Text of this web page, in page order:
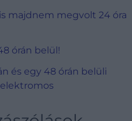
majdnem megvolt 24 óra
órán belül!
és egy 48 órán belüli